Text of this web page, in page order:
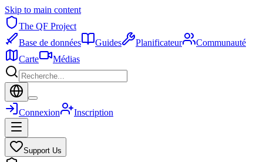
Skip to main content
The QF Project
Base de données
Guides Planificateur
Communauté
Carte
Médias
Connexion Inscription
Support Us